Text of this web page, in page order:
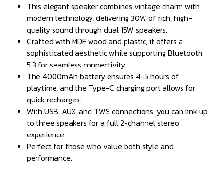
This elegant speaker combines vintage charm with
modern technology, delivering 30W of rich, high-
quality sound through dual 15W speakers.
Crafted with MDF wood and plastic, it offers a
sophisticated aesthetic while supporting Bluetooth
5.3 for seamless connectivity.
The 4000mAh battery ensures 4-5 hours of
playtime, and the Type-C charging port allows for
quick recharges.
With USB, AUX, and TWS connections, you can link up
to three speakers for a full 2-channel stereo
experience.
Perfect for those who value both style and
performance.